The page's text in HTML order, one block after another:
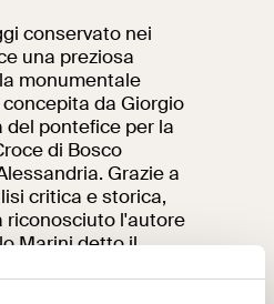
conservato nei
una preziosa
monumentale
da Giorgio
del pontefice per la
di Bosco
Grazie a
critica e storica,
riconosciuto l'autore
Marini detto il